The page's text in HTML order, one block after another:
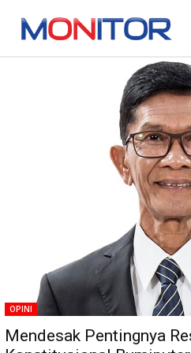
Tag: Bumiputera 1912
OPINI
Mendesak Pentingnya